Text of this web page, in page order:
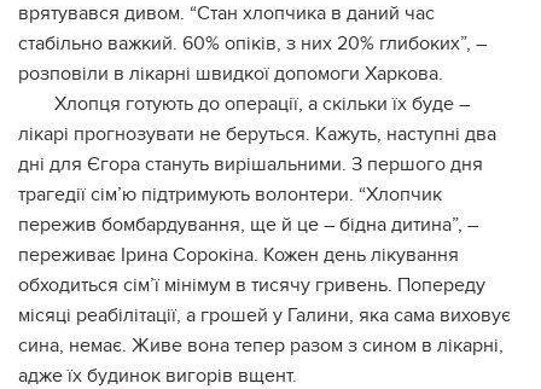
врятувався дивом. “Стан хлопчика в даний час
стабільно важкий. 60% опіків, з них 20% глибоких”, –
розповіли в лікарні швидкої допомоги Харкова.
Хлопця готують до операції, а скільки їх буде –
лікарі прогнозувати не беруться. Кажуть, наступні два
дні для Єгора стануть вирішальними. З першого дня
трагедії сім’ю підтримують волонтери. “Хлопчик
пережив бомбардування, ще й це – бідна дитина”, –
переживає Ірина Сорокіна. Кожен день лікування
обходиться сім’ї мінімум в тисячу гривень. Попереду
місяці реабілітації, а грошей у Галини, яка сама виховує
сина, немає. Живе вона тепер разом з сином в лікарні,
адже їх будинок вигорів вщент.